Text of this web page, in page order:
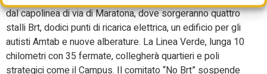
dal capolinea di via di Maratona, dove sorgeranno quattro
stalli Brt, dodici punti di ricarica elettrica, un edificio per gli
autisti Amtab e nuove alberature. La Linea Verde, lunga 10
chilometri con 35 fermate, collegherà quartieri e poli
strategici come il Campus. Il comitato “No Brt” sospende